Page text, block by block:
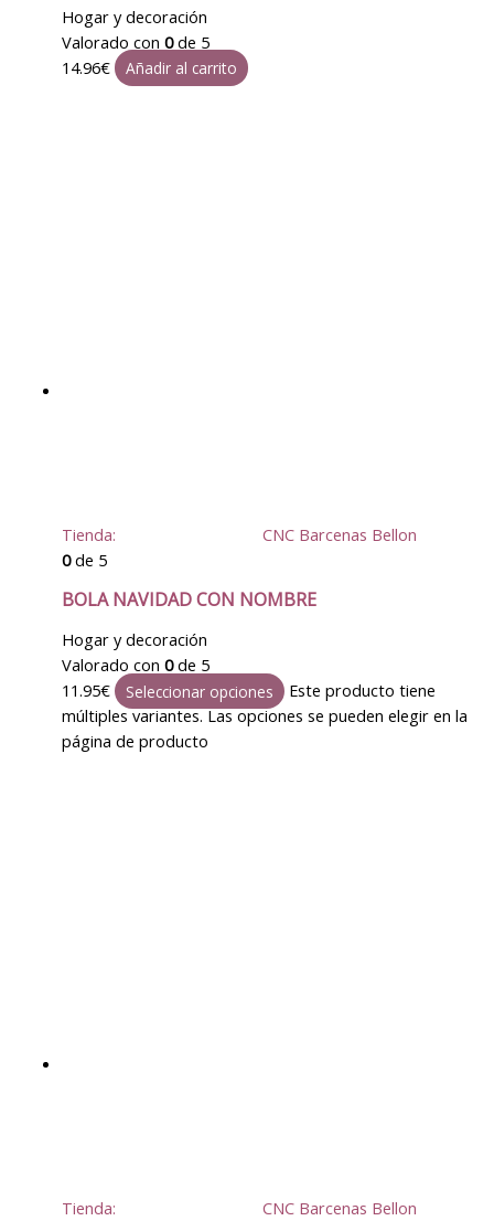
Hogar y decoración
Valorado con 0de 5
14.96€ Añadir al carrito
Tienda:
CNC Barcenas Bellon
0de 5
BOLA NAVIDAD CON NOMBRE
Hogar y decoración
Valorado con 0de 5
11.95€ Seleccionar opciones
Este producto tiene
múltiples variantes. Las opciones se pueden elegir en la
página de producto
Tienda:
CNC Barcenas Bellon